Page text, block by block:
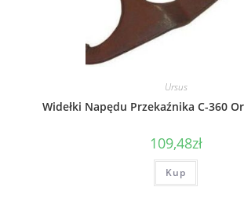
Ursus
Widełki Napędu Przekaźnika C-360
109,48zł
Kup